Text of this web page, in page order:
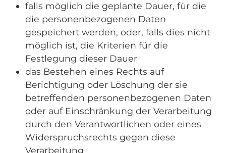
falls möglich die geplante Dauer, für die
die personenbezogenen Daten
gespeichert werden, oder, falls dies nicht
möglich ist, die Kriterien für die
Festlegung dieser Dauer
das Bestehen eines Rechts auf
Berichtigung oder Löschung der sie
betreffenden personenbezogenen Daten
oder auf Einschränkung der Verarbeitung
durch den Verantwortlichen oder eines
Widerspruchsrechts gegen diese
Verarbeitung